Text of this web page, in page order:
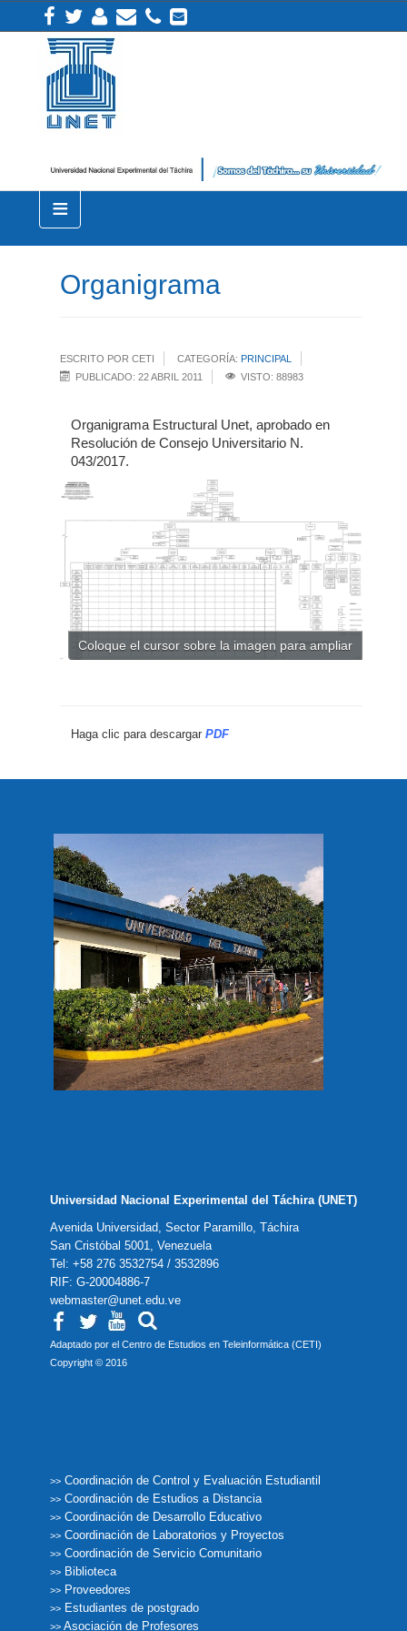
≡
Organigrama
ESCRITO POR CETI CATEGORÍA: PRINCIPAL
PUBLICADO: 22 ABRIL 2011
VISTO: 88983
Organigrama Estructural Unet, aprobado en
Resolución de Consejo Universitario N.
043/2017.
Coloque el cursor sobre la imagen para ampliar
Haga clic para descargarPDF
Universidad Nacional Experimental del Táchira (UNET)
Avenida Universidad, Sector Paramillo, Táchira
San Cristóbal 5001, Venezuela
Tel: +58 276 3532754 / 3532896
RIF: G-20004886-7
webmaster@unet.edu.ve
Adaptado por el Centro de Estudios en Teleinformática (CETI)
Copyright © 2016
>> Coordinación de Control y Evaluación Estudiantil
>> Coordinación de Estudios a Distancia
>> Coordinación de Desarrollo Educativo
>> Coordinación de Laboratorios y Proyectos
>> Coordinación de Servicio Comunitario
>> Biblioteca
>> Proveedores
>> Estudiantes de postgrado
>> Asociación de Profesores